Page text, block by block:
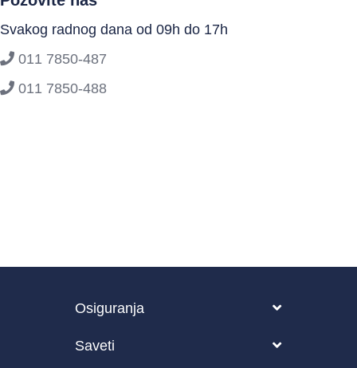
Svakog radnog dana od 09h do 17h
011 7850-487
011 7850-488
Osiguranja
Saveti